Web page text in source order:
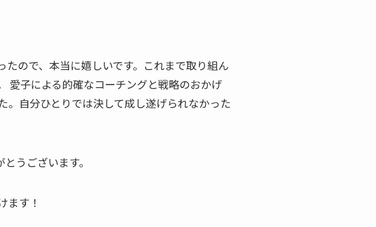
ので、本当に嬉しいです。これまで取り組ん
愛子による的確なコーチングと戦略のおかげ
自分ひとりでは決して成し遂げられなかった
うございます。
ます！